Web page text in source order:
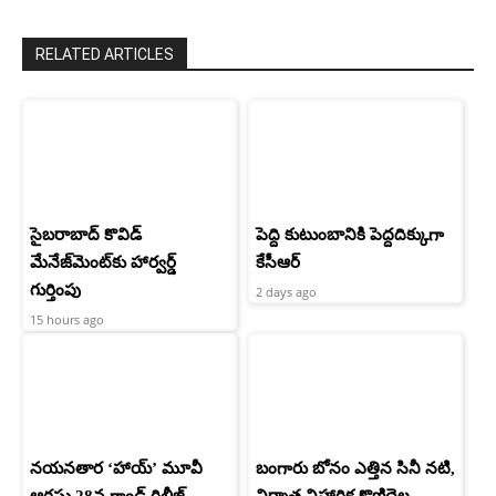
RELATED ARTICLES
సైబరాబాద్‌ కొవిడ్‌
మేనేజ్‌మెంట్‌కు హార్వర్డ్‌
గుర్తింపు
15 hours ago
పెద్ది కుటుంబానికి పెద్దదిక్కుగా
కేసీఆర్
2 days ago
నయనతార ‘హాయ్’ మూవీ
బంగారు బోనం ఎత్తిన సినీ నటి,